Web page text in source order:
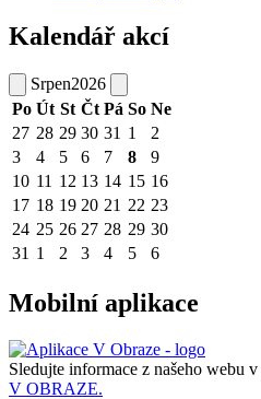
Kalendář akcí
Srpen2026
Po Út St Čt Pá So Ne
27 28 29 30 31 1
2
3
4 5 6 7 8
9
10 11 12 13 14 15 16
17 18 19 20 21 22 23
24 25 26 27 28 29 30
31 1 2 3 4 5 6
Mobilní aplikace
Sledujte informace z našeho webu v
V OBRAZE.